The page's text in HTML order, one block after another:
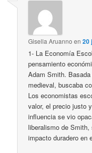
Gisella Aruanno en20
1- La Economía
pensamiento
Adam Smith.
medieval, buscaba
Los economistas
valor, el precio justo
influencia se vio
liberalismo de
impacto duradero en